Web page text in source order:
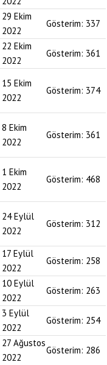
29 Ekim
2022
Gösterim: 337
22 Ekim
2022
Gösterim: 361
15 Ekim
2022
Gösterim: 374
8 Ekim
2022
Gösterim: 361
1 Ekim
2022
Gösterim: 468
24 Eylül
2022
Gösterim: 312
17 Eylül
2022
Gösterim: 258
10 Eylül
2022
Gösterim: 263
3 Eylül
2022
Gösterim: 254
27 Ağustos
2022
Gösterim: 286